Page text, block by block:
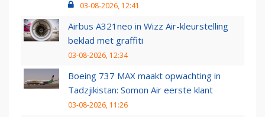
03-08-2026, 12:41
Airbus A321neo in Wizz Air-kleurstelling
beklad met graffiti
03-08-2026, 12:34
Boeing 737 MAX maakt opwachting in
Tadzjikistan: Somon Air eerste klant
03-08-2026, 11:26